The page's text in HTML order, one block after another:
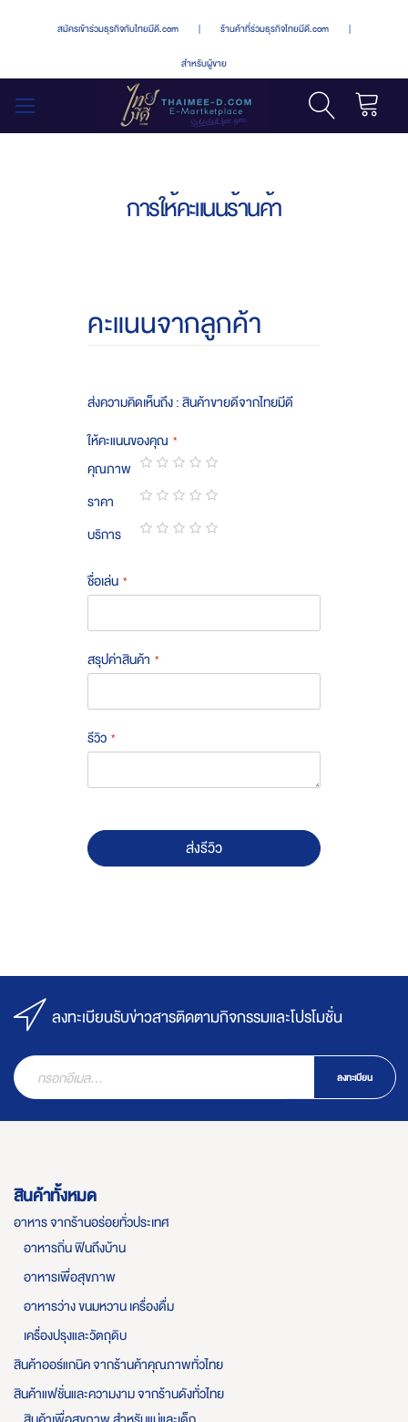
สมัครเข้าร่วมธุรกิจกับไทยมีดี.com | ร้านค้าที่ร่วมธุรกิจไทยมีดี.com |
สำหรับผู้ขาย
การให้คะแนนร้านค้า
คะแนนจากลูกค้า
ส่งความคิดเห็นถึง : สินค้าขายดีจากไทยมีดี
ให้คะแนนของคุณ
คุณภาพ
1
star
2
stars
3
stars
4
stars
5
stars
ราคา
1
star
2
stars
3
stars
4
stars
5
stars
บริการ
ชื่อเล่น
สรุปค่าสินค้า
รีวิว
ส่งรีวิว
ลงทะเบียนรับข่าวสารติดตามกิจกรรมและโปรโมชั่น
ลงทะเบียน
สินค้าทั้งหมด
อาหาร จากร้านอร่อยทั่วประเทศ
อาหารถิ่น ฟินถึงบ้าน
อาหารเพื่อสุขภาพ
อาหารว่าง ขนมหวาน เครื่องดื่ม
เครื่องปรุงและวัตถุดิบ
สินค้าออร์แกนิค จากร้านค้าคุณภาพทั่วไทย
สินค้าแฟชั่นและความงาม จากร้านดังทั่วไทย